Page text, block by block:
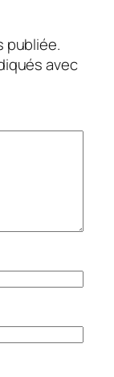
publiée.
avec